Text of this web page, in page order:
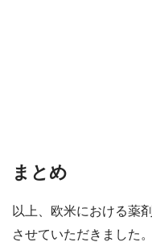
まとめ
以上、欧米における薬
させていただきました。